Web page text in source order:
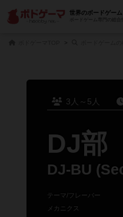
世界のボードゲーム
ボードゲーム専門の総合
3人～5人
DJ部
DJ-BU
テーマ/フレーバー
メカニクス